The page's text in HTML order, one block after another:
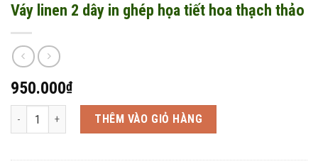
Váy linen 2 dây in ghép họa tiết hoa thạch thảo
950.000₫
Váy linen 2 dây in ghép họa tiết hoa thạch thảo số lượng
THÊM VÀO GIỎ HÀNG